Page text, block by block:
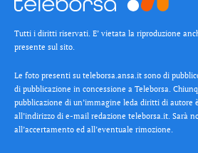
Tutti i diritti riservati. E’ vietata la riproduzione
presente sul sito.
Le foto presenti su teleborsa.ansa.it sono di
di pubblicazione in concessione a Teleborsa.
pubblicazione di un’immagine leda diritti di autore
all’indirizzo di e-mail redazione teleborsa.it. Sarà
all’accertamento ed all’eventuale rimozione.